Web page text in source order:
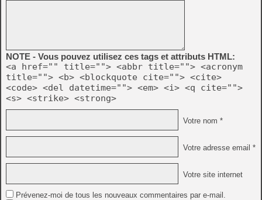
NOTE - Vous pouvez utilisez ces tags et attributs HTML:
<a href="" title=""> <abbr title=""> <acronym
title=""> <b> <blockquote cite=""> <cite>
<code> <del datetime=""> <em> <i> <q cite="">
<s> <strike> <strong>
Votre nom *
Votre adresse email *
Votre site internet
Prévenez-moi de tous les nouveaux commentaires par e-mail.